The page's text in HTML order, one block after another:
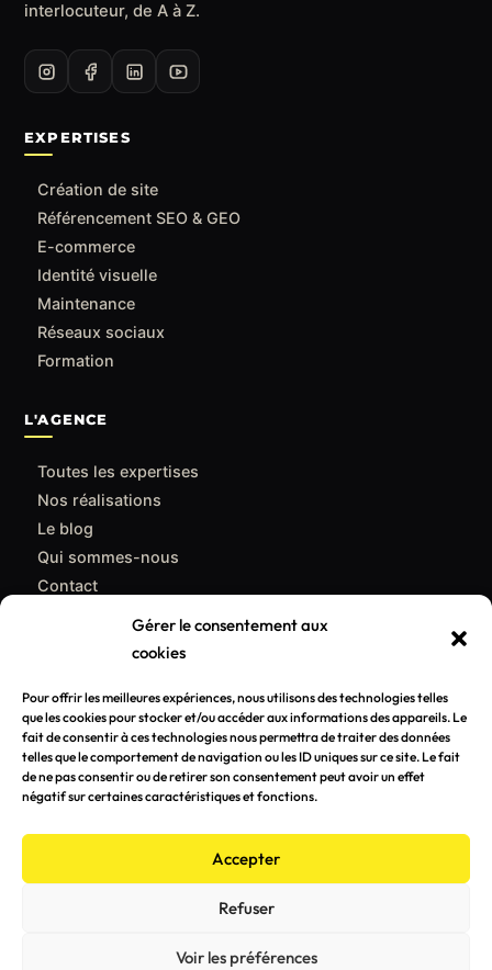
Gérer le consentement aux
cookies
Pour offrir les meilleures expériences, nous utilisons des technologies telles
que les cookies pour stocker et/ou accéder aux informations des appareils. Le
fait de consentir à ces technologies nous permettra de traiter des données
telles que le comportement de navigation ou les ID uniques sur ce site. Le fait
de ne pas consentir ou de retirer son consentement peut avoir un effet
négatif sur certaines caractéristiques et fonctions.
Accepter
Refuser
Voir les préférences
interlocuteur, de A à Z.
EXPERTISES
Création de site
Référencement SEO & GEO
E-commerce
Identité visuelle
Maintenance
Réseaux sociaux
Formation
L'AGENCE
Toutes les expertises
Nos réalisations
Le blog
Qui sommes-nous
Contact
support@poulpemedia.fr
07 62 01 54 84
Bordeaux & Gironde — Caudéran